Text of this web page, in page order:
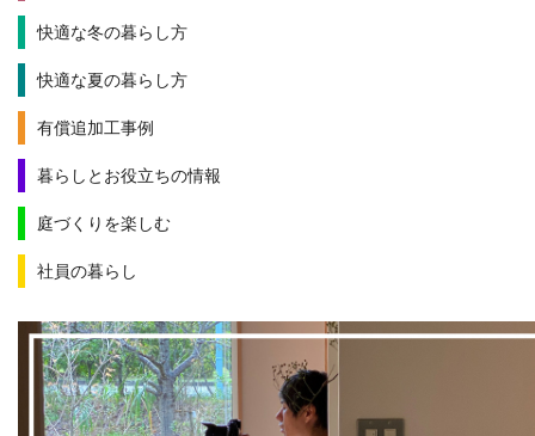
快適な冬の暮らし方
快適な夏の暮らし方
有償追加工事例
暮らしとお役立ちの情報
庭づくりを楽しむ
社員の暮らし